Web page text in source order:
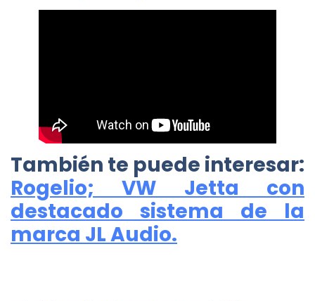
También te puede interesar:
Rogelio; VW Jetta con
destacado sistema de la
marca JL Audio.